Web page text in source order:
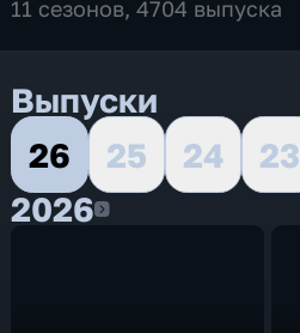
11 сезонов, 4704 выпуска
Выпуски
26
25 24 23
20262026